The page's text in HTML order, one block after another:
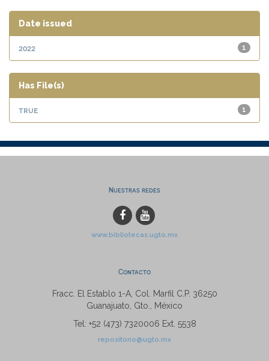
Date issued
1
2022
Has File(s)
1
true
Nuestras redes
www.bibliotecas.ugto.mx
Contacto
Fracc. El Establo 1-A, Col. Marfil C.P. 36250
Guanajuato, Gto., México
Tel: +52 (473) 7320006 Ext. 5538
repositorio@ugto.mx